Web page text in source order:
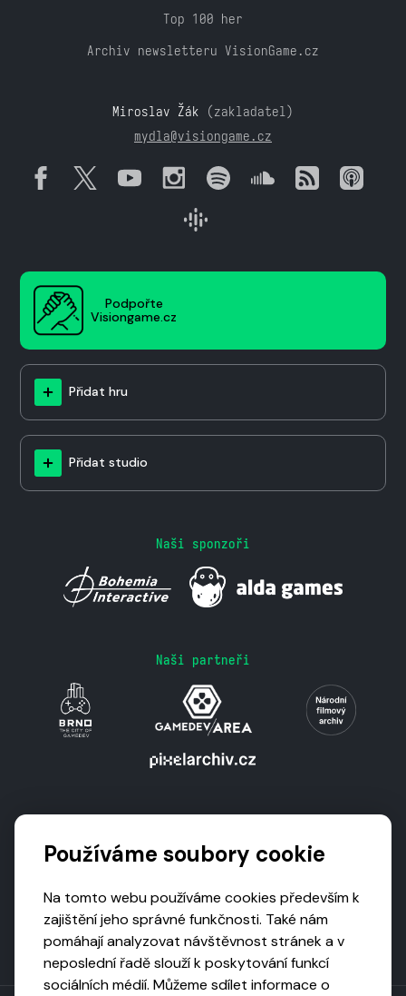
Top 100 her
Archiv newsletteru VisionGame.cz
Miroslav Žák (zakladatel)
mydla@visiongame.cz
Podpořte
Visiongame.cz
Přidat hru
Přidat studio
Naši sponzoři
Naši partneři
Používáme soubory cookie
Na tomto webu používáme cookies především k
zajištění jeho správné funkčnosti. Také nám
pomáhají analyzovat návštěvnost stránek a v
neposlední řadě slouží k poskytování funkcí
sociálních médií. Můžeme sdílet informace o